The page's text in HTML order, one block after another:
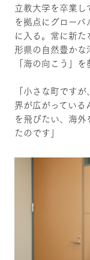
立教大学を卒業
を拠点にグロー
に入る。常に新
形県の自然豊か
「海の向こう」
「小さな町です
界が広がっている
を飛びたい、海
たのです」